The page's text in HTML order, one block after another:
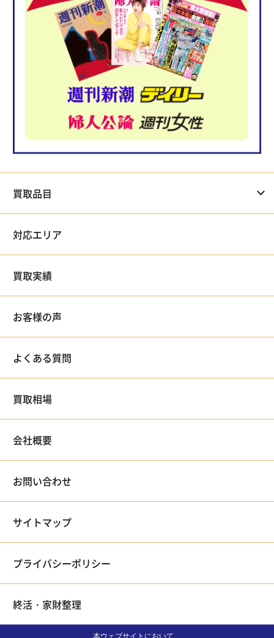
買取品目
対応エリア
買取実績
お客様の声
よくある質問
買取相場
会社概要
お問い合わせ
サイトマップ
プライバシーポリシー
終活・家財整理